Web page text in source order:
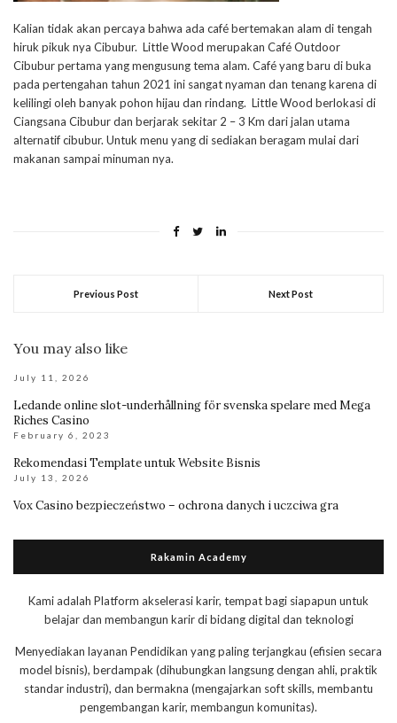
Kalian tidak akan percaya bahwa ada café bertemakan alam di tengah
hiruk pikuk nya Cibubur. Little Wood merupakan Café Outdoor
Cibubur pertama yang mengusung tema alam. Café yang baru di buka
pada pertengahan tahun 2021 ini sangat nyaman dan tenang karena di
kelilingi oleh banyak pohon hijau dan rindang. Little Wood berlokasi di
Ciangsana Cibubur dan berjarak sekitar 2 – 3 Km dari jalan utama
alternatif cibubur. Untuk menu yang di sediakan beragam mulai dari
makanan sampai minuman nya.
Previous Post Next Post
You may also like
July 11, 2026
Ledande online slot-underhållning för svenska spelare med Mega
Riches Casino
February 6, 2023
Rekomendasi Template untuk Website Bisnis
July 13, 2026
Vox Casino bezpieczeństwo – ochrona danych i uczciwa gra
Rakamin Academy
Kami adalah Platform akselerasi karir, tempat bagi siapapun untuk
belajar dan membangun karir di bidang digital dan teknologi
Menyediakan layanan Pendidikan yang paling terjangkau (efisien secara
model bisnis), berdampak (dihubungkan langsung dengan ahli, praktik
standar industri), dan bermakna (mengajarkan soft skills, membantu
pengembangan karir, membangun komunitas).